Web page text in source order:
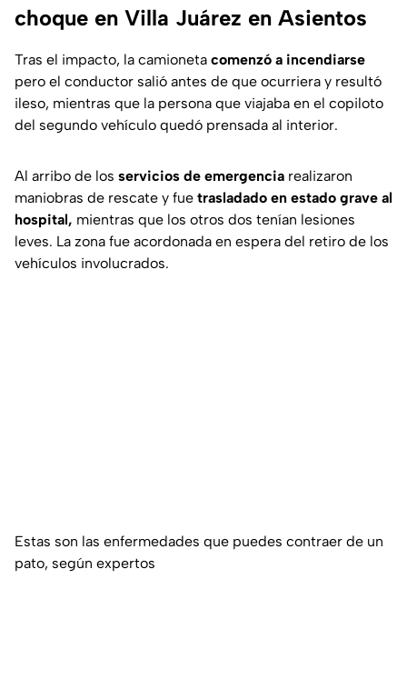
choque en Villa Juárez en Asientos
Tras el impacto, la camioneta comenzó a incendiarse
pero el conductor salió antes de que ocurriera y resultó
ileso, mientras que la persona que viajaba en el copiloto
del segundo vehículo quedó prensada al interior.
Al arribo de los servicios de emergencia realizaron
maniobras de rescate y fue trasladado en estado grave al
hospital, mientras que los otros dos tenían lesiones
leves. La zona fue acordonada en espera del retiro de los
vehículos involucrados.
Estas son las enfermedades que puedes contraer de un
pato, según expertos